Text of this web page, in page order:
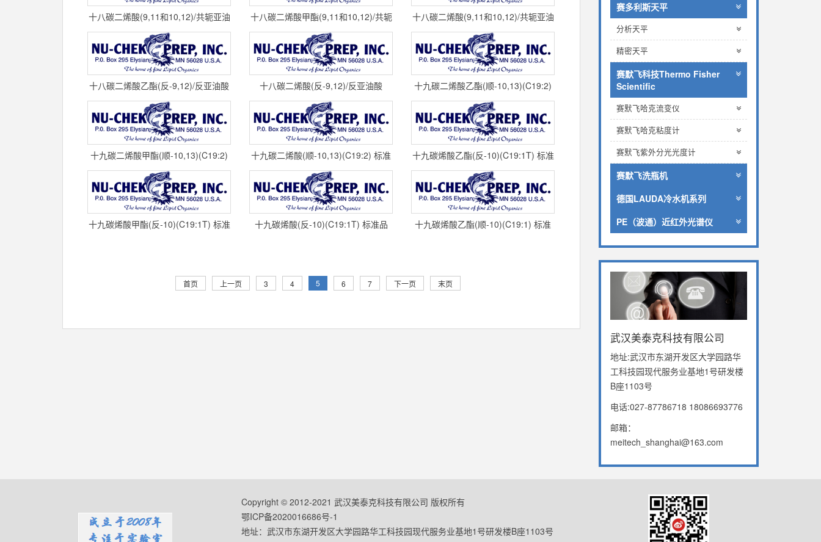
十八碳二烯酸(9,11和10,12)/共轭亚油
酸95%，(C18:2) 标准品
十八碳二烯酸甲酯(9,11和10,12)/共轭
亚油酸甲酯，(C18:2) 标准品
十八碳二烯酸(9,11和10,12)/共轭亚油
酸，(C18:2) 标准品 UC-
十八碳二烯酸乙酯(反-9,12)/反亚油酸
乙酯(C18:2TT) 标准品 U-6
十八碳二烯酸(反-9,12)/反亚油酸
(C18:2TT) 标准品 U-60-A
十九碳二烯酸乙酯(顺-10,13)(C19:2)
标准品 U-58-E cas#
十九碳二烯酸甲酯(顺-10,13)(C19:2)
标准品 U-58-M cas#
十九碳二烯酸(顺-10,13)(C19:2) 标准
品 U-58-A cas#29
十九碳烯酸乙酯(反-10)(C19:1T) 标准
品 U-55-E NU-CHEK
十九碳烯酸甲酯(反-10)(C19:1T) 标准
十九碳烯酸(反-10)(C19:1T) 标准品
十九碳烯酸乙酯(顺-10)(C19:1) 标准
首页 上一页 3 4 5 6 7 下一页 末页
赛多利斯天平
分析天平
精密天平
赛默飞科技Thermo Fisher
Scientific
赛默飞哈克流变仪
赛默飞哈克粘度计
赛默飞紫外分光光度计
赛默飞洗瓶机
德国LAUDA冷水机系列
PE（波通）近红外光谱仪
武汉美泰克科技有限公司
地址:武汉市东湖开发区大学园路华
工科技园现代服务业基地1号研发楼
B座1103号
电话:027-87786718 18086693776
邮箱：
meitech_shanghai@163.com
Copyright © 2012-2021 武汉美泰克科技有限公司 版权所有
鄂ICP备2020016686号-1
地址：武汉市东湖开发区大学园路华工科技园现代服务业基地1号研发楼B座1103号